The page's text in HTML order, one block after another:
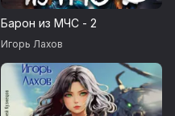
Барон из МЧС - 2
Игорь Лахов